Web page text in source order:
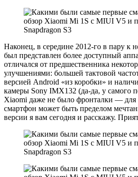
Наконец, в середине 2012-го в пару к
был представлен более доступный
отличался от предшественника
улучшениями: большей тактовой
версией Android «из коробки» и
камеры Sony IMX132 (да-да, у самого
Xiaomi даже не было фронталки — для
смартфон может быть пределом
версии я вам сегодня и расскажу.